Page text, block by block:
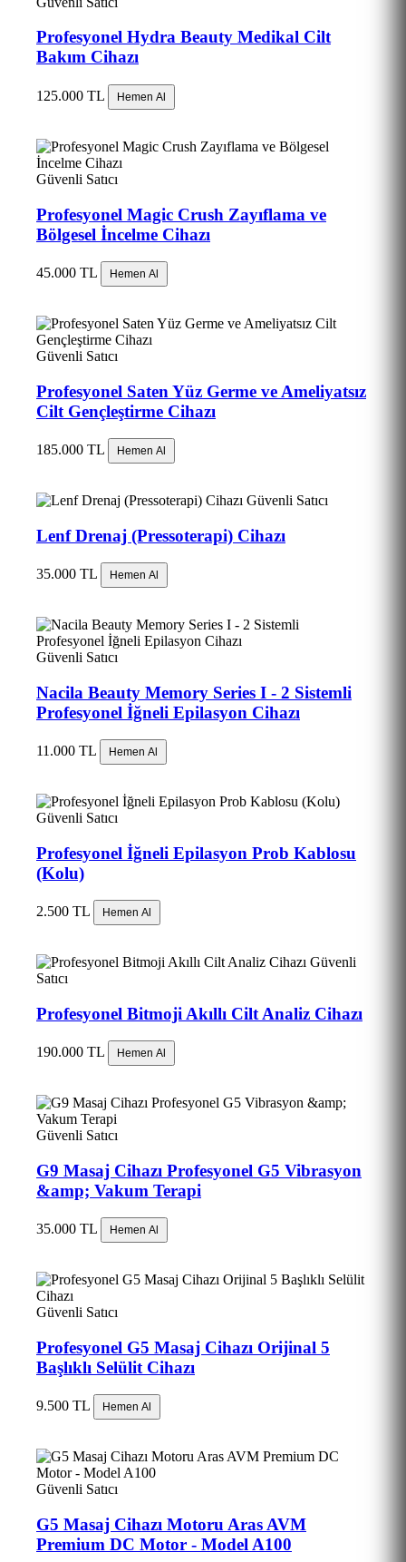
Profesyonel Hydra Beauty Medikal Cilt
Bakım Cihazı
125.000 TL Hemen Al
Güvenli Satıcı
Profesyonel Magic Crush Zayıflama ve
Bölgesel İncelme Cihazı
45.000 TL Hemen Al
Güvenli Satıcı
Profesyonel Saten Yüz Germe ve Ameliyatsız
Cilt Gençleştirme Cihazı
185.000 TL Hemen Al
Güvenli Satıcı
Lenf Drenaj (Pressoterapi) Cihazı
35.000 TL Hemen Al
Güvenli Satıcı
Nacila Beauty Memory Series I - 2 Sistemli
Profesyonel İğneli Epilasyon Cihazı
11.000 TL Hemen Al
Güvenli Satıcı
Profesyonel İğneli Epilasyon Prob Kablosu
(Kolu)
2.500 TL Hemen Al
Güvenli
Satıcı
Profesyonel Bitmoji Akıllı Cilt Analiz Cihazı
190.000 TL Hemen Al
Güvenli Satıcı
G9 Masaj Cihazı Profesyonel G5 Vibrasyon
&amp; Vakum Terapi
35.000 TL Hemen Al
Güvenli Satıcı
Profesyonel G5 Masaj Cihazı Orijinal 5
Başlıklı Selülit Cihazı
9.500 TL Hemen Al
Güvenli Satıcı
G5 Masaj Cihazı Motoru Aras AVM
Premium DC Motor - Model A100